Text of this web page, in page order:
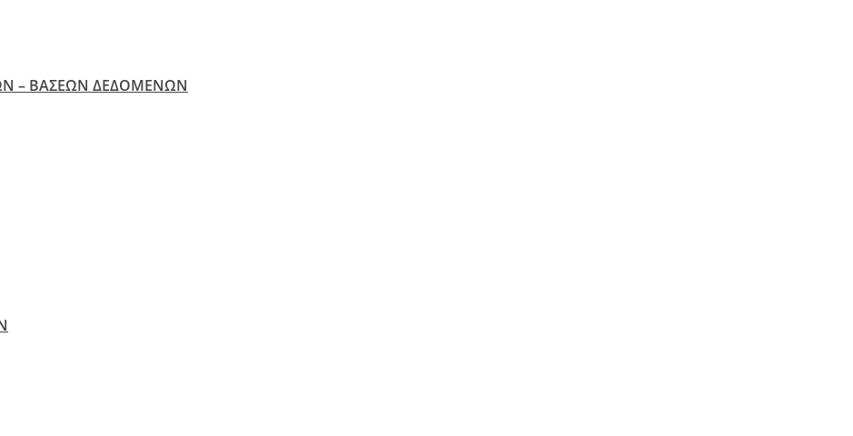
– ΒΑΣΕΩΝ ΔΕΔΟΜΕΝΩΝ